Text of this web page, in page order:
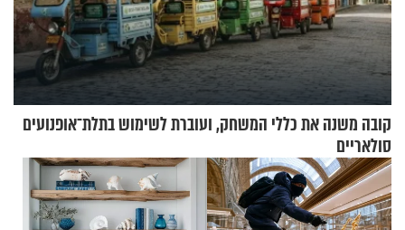
קובה משנה את כללי המשחק, ועוברת לשימוש בתלת־אופנועים
סולאריים